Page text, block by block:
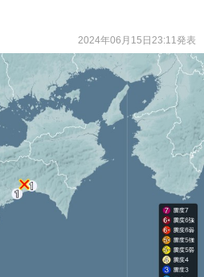
2024年06月15日23:11発表